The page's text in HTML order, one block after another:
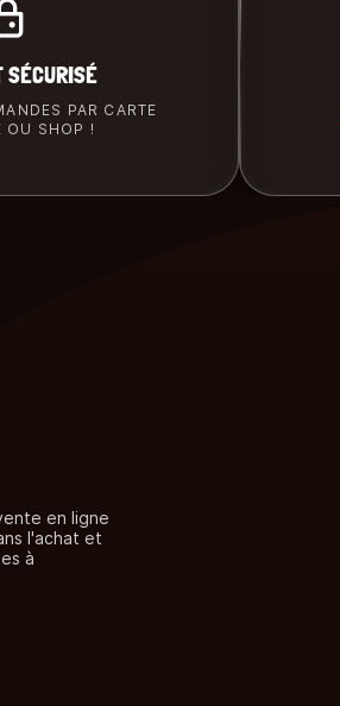
SÉCURISÉ
PAR CARTE
OU SHOP !
en ligne
l'achat et
à